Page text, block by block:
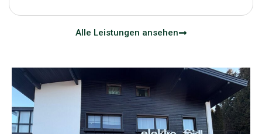
Alle Leistungen ansehen